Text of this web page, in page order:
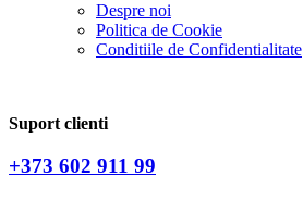
Despre noi
Politica de Сookie
Conditiile de Confidentialitate
Suport clienti
+373 602 911 99